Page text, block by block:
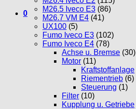
0
M26.5 Iveco E3 (86)
M26.7 VM E4 (41)
UX100 (5)
Fumo Iveco E3 (102)
Fumo Iveco E4 (78)
Achse u. Bremse (30)
Motor (11)
Kraftstoffanlage
Riementrieb (6)
Steuerung (1)
Filter (10)
Kupplung u. Getriebe